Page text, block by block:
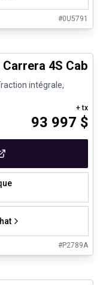
#0U5791
4S
intégrale,
93 997 $
+ tx
#P2789A